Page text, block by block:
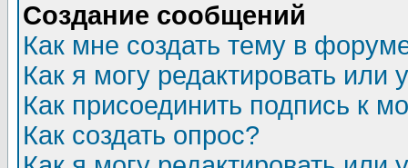
Создание сообщений
Как мне создать тему в
Как я могу редактировать или
Как присоединить подпись к
Как создать опрос?